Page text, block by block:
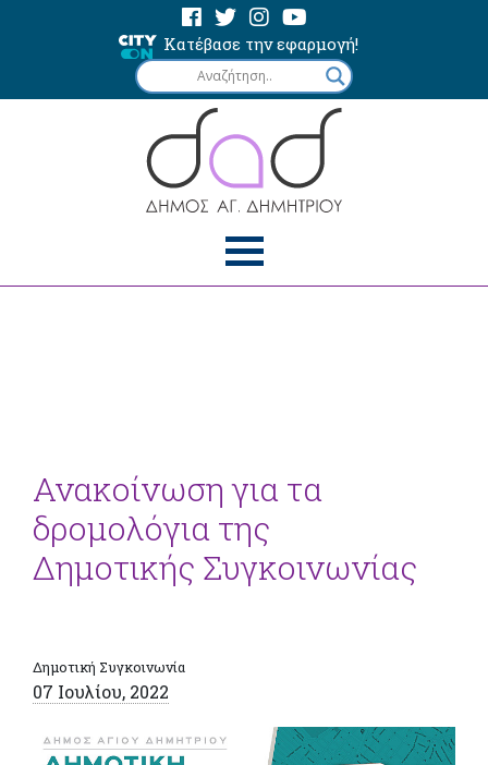
Κατέβασε την εφαρμογή!
Ανακοίνωση για τα
δρομολόγια της
Δημοτικής Συγκοινωνίας
Δημοτική Συγκοινωνία
07 Ιουλίου, 2022